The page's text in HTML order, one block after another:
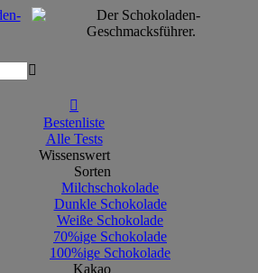


Bestenliste
Alle Tests
Wissenswert
Sorten
Milchschokolade
Dunkle Schokolade
Weiße Schokolade
70%ige Schokolade
100%ige Schokolade
Kakao